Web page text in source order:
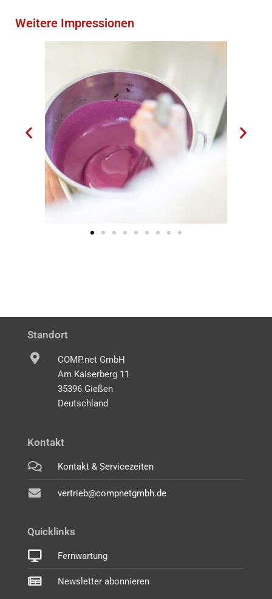
Weitere Impressionen
Standort
COMP.net GmbH
Am Kaiserberg 11
35396 Gießen
Deutschland
Kontakt
Kontakt & Servicezeiten
vertrieb@compnetgmbh.de
Quicklinks
Fernwartung
Newsletter abonnieren